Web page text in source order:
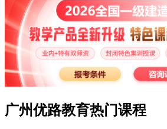
广州优路教育热门课程